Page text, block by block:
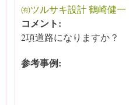
㈲ツルサキ設計 鶴崎健一
コメント:
2項道路になりますか？
参考事例: